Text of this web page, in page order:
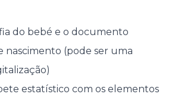
do bebé e o documento
nascimento (pode ser uma
estatístico com os elementos